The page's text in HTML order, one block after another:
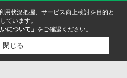
用状況把握、サービス向上検討を目的と
ています。
について」 をご確認ください。
閉じる